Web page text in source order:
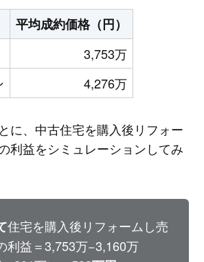
平均成約価格（円）
3,753万
4,276万
に、中古住宅を購入後リフォー
利益をシミュレーションしてみ
住宅を購入後リフォームし売
利益＝3,753万−3,160万